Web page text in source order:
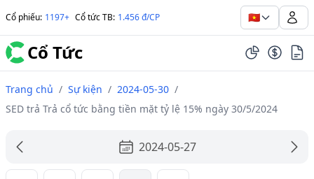
Cổ phiếu: 1197+ Cổ tức TB: 1.456 đ/CP 🇻🇳
Cổ Tức
Trang chủ / Sự kiện / 2024-05-30 /
SED trả Trả cổ tức bằng tiền mặt tỷ lệ 15% ngày 30/5/2024
2024-05-27